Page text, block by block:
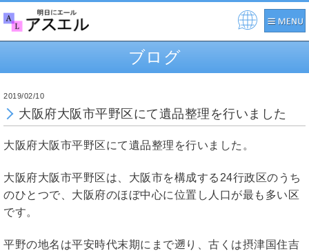
ブログ
2019/02/10
大阪府大阪市平野区にて遺品整理を行いました
大阪府大阪市平野区にて遺品整理を行いました。
大阪府大阪市平野区は、大阪市を構成する24行政区のうち
のひとつで、大阪府のほぼ中心に位置し人口が最も多い区
です。
平野の地名は平安時代末期にまで遡り、古くは摂津国住吉